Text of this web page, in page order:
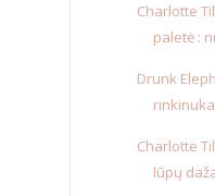
Charlotte
paletė :
Drunk
Charlotte
lūpų